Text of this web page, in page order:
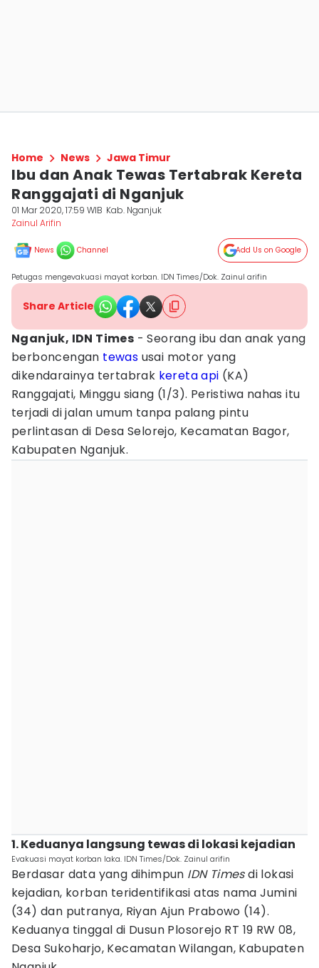
Home News Jawa Timur
Ibu dan Anak Tewas Tertabrak Kereta
Ranggajati di Nganjuk
01 Mar 2020, 17:59 WIB Kab. Nganjuk
Zainul Arifin
News Channel Add Us on Google
Petugas mengevakuasi mayat korban. IDN Times/Dok. Zainul arifin
Share Article
Nganjuk, IDN Times - Seorang ibu dan anak yang
berboncengan tewas usai motor yang
dikendarainya tertabrak kereta api (KA)
Ranggajati, Minggu siang (1/3). Peristiwa nahas itu
terjadi di jalan umum tanpa palang pintu
perlintasan di Desa Selorejo, Kecamatan Bagor,
Kabupaten Nganjuk.
1. Keduanya langsung tewas di lokasi kejadian
Evakuasi mayat korban laka. IDN Times/Dok. Zainul arifin
Berdasar data yang dihimpun IDN Timesdi lokasi
kejadian, korban teridentifikasi atas nama Jumini
(34) dan putranya, Riyan Ajun Prabowo (14).
Keduanya tinggal di Dusun Plosorejo RT 19 RW 08,
Desa Sukoharjo, Kecamatan Wilangan, Kabupaten